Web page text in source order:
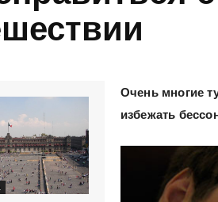
Очень многие
избежать